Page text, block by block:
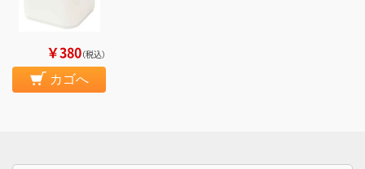
￥380（税込）
カゴへ